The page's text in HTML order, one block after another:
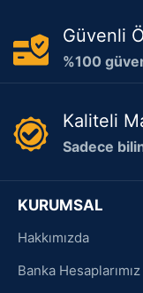
Güvenli
%100
Kaliteli
Sadece
KURUMSAL
Hakkımızda
Banka Hesaplarımız